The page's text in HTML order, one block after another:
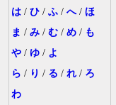
は / ひ / ふ / へ/ ほ
ま / み / む / め / も
や / ゆ / よ
ら / り / る / れ / ろ
わ